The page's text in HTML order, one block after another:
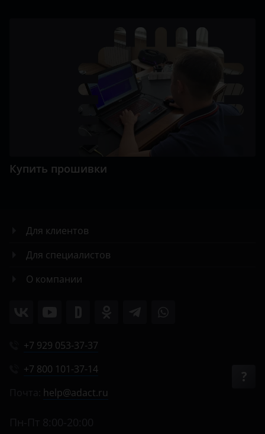
Купить прошивки
Для клиентов
Для специалистов
О компании
+7 929 053-37-37
+7 800 101-37-14
help@adact.ru